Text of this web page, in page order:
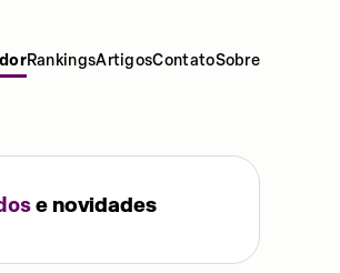
RankingsArtigosContatoSobre
e novidades